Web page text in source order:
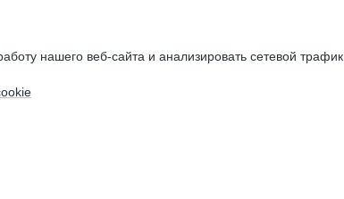
нашего веб-сайта и анализировать сетевой трафик.